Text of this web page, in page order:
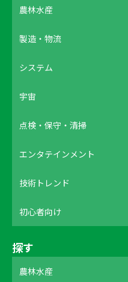
農林水産
製造・物流
システム
宇宙
点検・保守・清掃
エンタテインメント
技術トレンド
初心者向け
探す
農林水産